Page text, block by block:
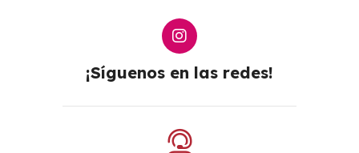
¡Síguenos en las redes!